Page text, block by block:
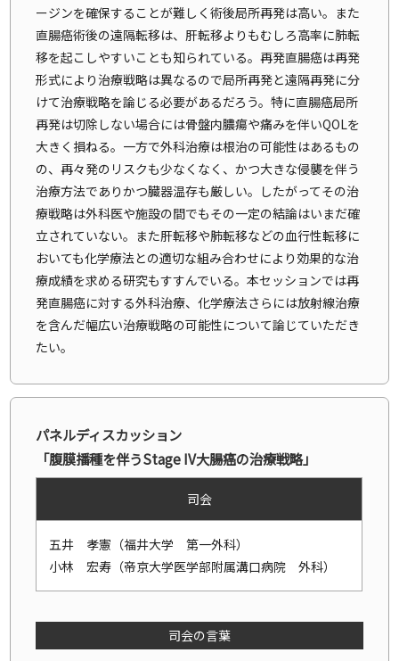
ージンを確保することが難しく術後局所再発は高い。また
直腸癌術後の遠隔転移は、肝転移よりもむしろ高率に肺転
移を起こしやすいことも知られている。再発直腸癌は再発
形式により治療戦略は異なるので局所再発と遠隔再発に分
けて治療戦略を論じる必要があるだろう。特に直腸癌局所
再発は切除しない場合には骨盤内膿瘍や痛みを伴いQOLを
大きく損ねる。一方で外科治療は根治の可能性はあるもの
の、再々発のリスクも少なくなく、かつ大きな侵襲を伴う
治療方法でありかつ臓器温存も厳しい。したがってその治
療戦略は外科医や施設の間でもその一定の結論はいまだ確
立されていない。また肝転移や肺転移などの血行性転移に
おいても化学療法との適切な組み合わせにより効果的な治
療成績を求める研究もすすんでいる。本セッションでは再
発直腸癌に対する外科治療、化学療法さらには放射線治療
を含んだ幅広い治療戦略の可能性について論じていただき
たい。
パネルディスカッション
「腹膜播種を伴うStage IV大腸癌の治療戦略」
司会
五井 孝憲（福井大学 第一外科）
小林 宏寿（帝京大学医学部附属溝口病院 外科）
司会の言葉